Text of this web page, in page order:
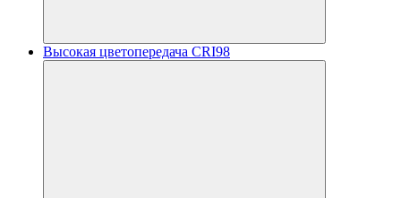
Высокая цветопередача CRI98